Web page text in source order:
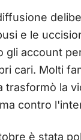
e le
account
cari. Molti
la
contro
è stata